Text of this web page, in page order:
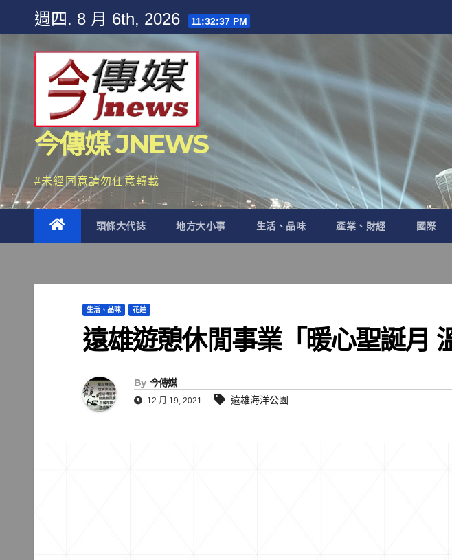
content
週四. 8 月 6th, 2026 11:32:38 PM
今傳媒 JNEWS
#未經同意請勿任意轉載
頭條大代誌 地方大小事 生活、品味 產業、財經 國際
生活、品味 花蓮
遠雄遊憩休閒事業「暖心聖誕月
By 今傳媒
12 月 19, 2021 遠雄海洋公園